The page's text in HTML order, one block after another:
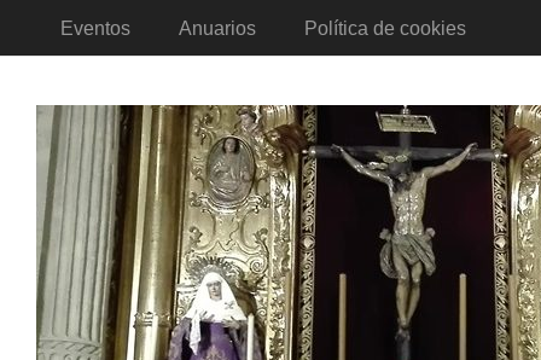
Eventos Anuarios Política de cookies